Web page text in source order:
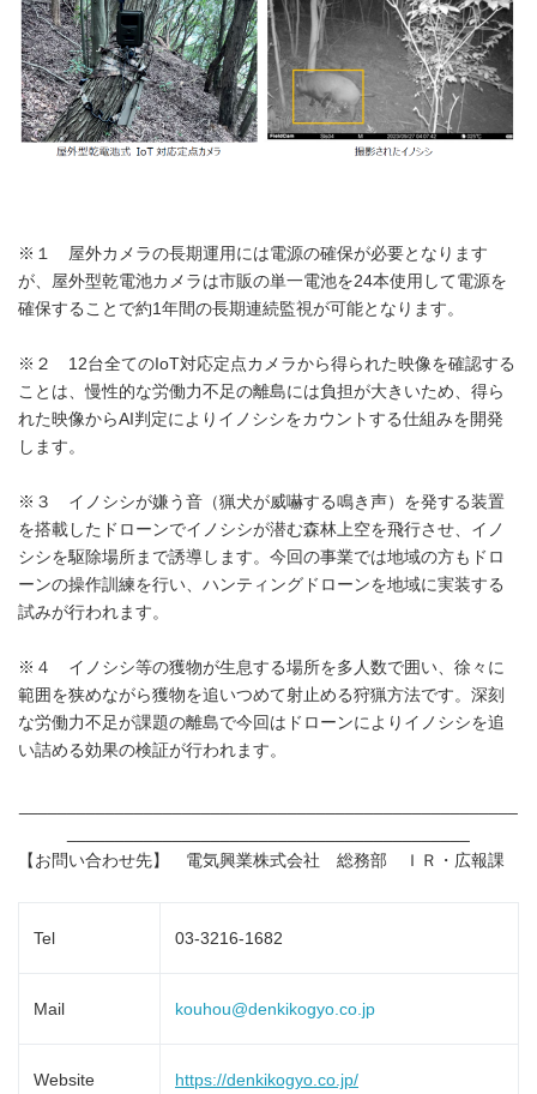
※１ 屋外カメラの長期運用には電源の確保が必要となります
が、屋外型乾電池カメラは市販の単一電池を24本使用して電源を
確保することで約1年間の長期連続監視が可能となります。
※２ 12台全てのIoT対応定点カメラから得られた映像を確認する
ことは、慢性的な労働力不足の離島には負担が大きいため、得ら
れた映像からAI判定によりイノシシをカウントする仕組みを開発
します。
※３ イノシシが嫌う音（猟犬が威嚇する鳴き声）を発する装置
を搭載したドローンでイノシシが潜む森林上空を飛行させ、イノ
シシを駆除場所まで誘導します。今回の事業では地域の方もドロ
ーンの操作訓練を行い、ハンティングドローンを地域に実装する
試みが行われます。
※４ イノシシ等の獲物が生息する場所を多人数で囲い、徐々に
範囲を狭めながら獲物を追いつめて射止める狩猟方法です。深刻
な労働力不足が課題の離島で今回はドローンによりイノシシを追
い詰める効果の検証が行われます。
【お問い合わせ先】 電気興業株式会社 総務部 ＩＲ・広報課
Tel 03-3216-1682
Mail kouhou@denkikogyo.co.jp
Website https://denkikogyo.co.jp/